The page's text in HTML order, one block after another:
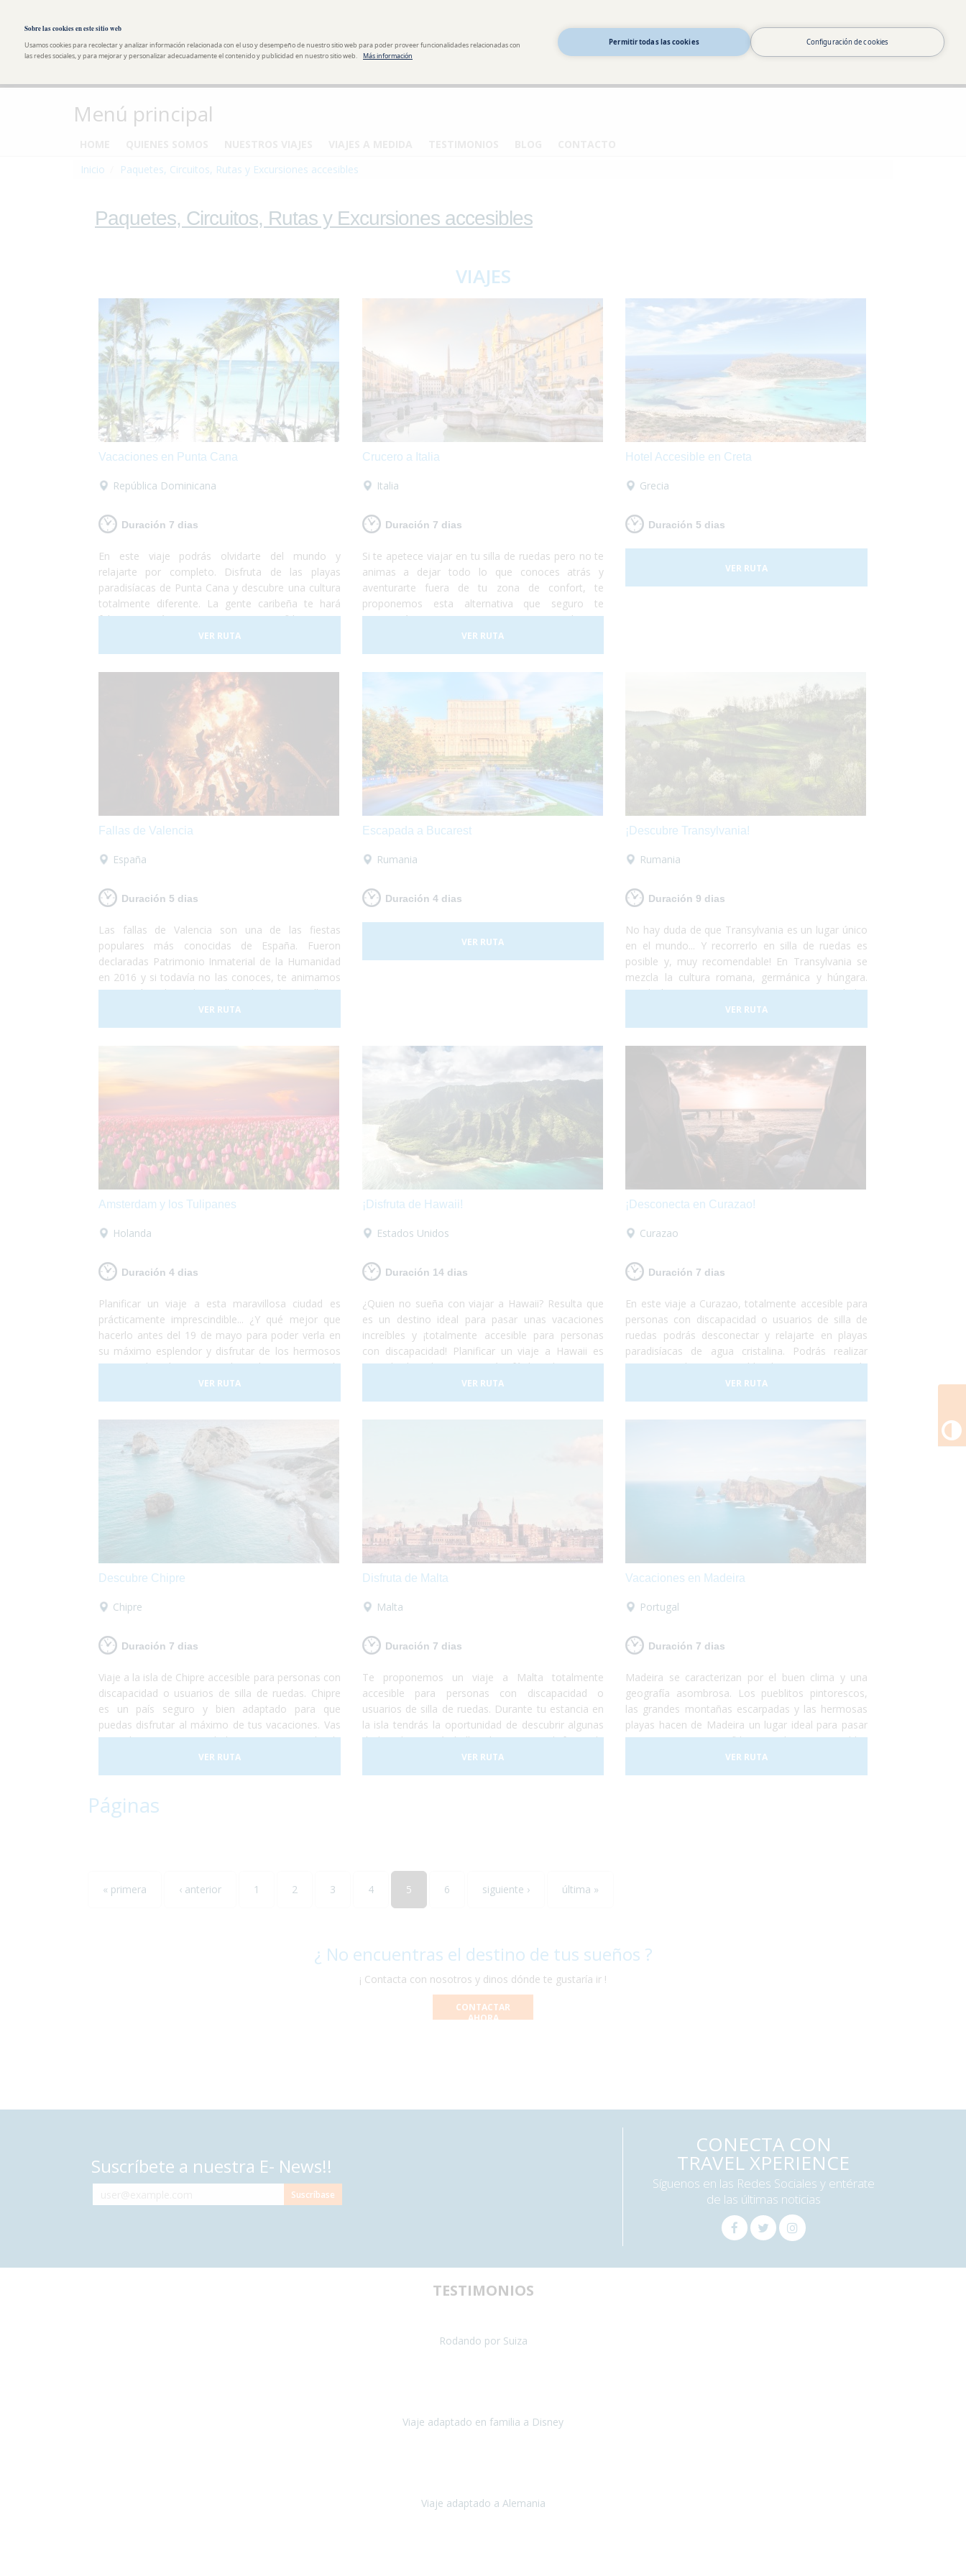
Sobre las cookies en este sitio web
Usamos cookies para recolectar y analizar información relacionada con el uso y desempeño de nuestro sitio web para poder proveer funcionalidades relacionadas con
las redes sociales, y para mejorar y personalizar adecuadamente el contenido y publicidad en nuestro sitio web.
Más información
Permitir todas las cookies Configuración de cookies
Menú principal
Inicio
Paquetes, Circuitos, Rutas y Excursiones accesibles
Paquetes, Circuitos, Rutas y Excursiones accesibles
VIAJES
Vacaciones en Punta Cana
República Dominicana
Duración 7 dias
En este viaje podrás olvidarte del mundo y
relajarte por completo. Disfruta de las playas
paradisíacas de Punta Cana y descubre una cultura
totalmente diferente. La gente caribeña te hará
feliz y pasarás unas vacaciones increíbles en un
lugar totalmente accesible para personas con
discapacidad. ¡Sólo deberás preocuparte por
VER RUTA
Crucero a Italia
Italia
Duración 7 dias
Si te apetece viajar en tu silla de ruedas pero no te
animas a dejar todo lo que conoces atrás y
aventurarte fuera de tu zona de confort, te
proponemos esta alternativa que seguro te
encantará. Te proponemos un crucero totalmente
accesible de Barcelona a Roma en el cual te
embarcarás con tu propio vehículo para luego
VER RUTA
Hotel Accesible en Creta
Grecia
Duración 5 dias
VER RUTA
Fallas de Valencia
España
Duración 5 dias
Las fallas de Valencia son una de las fiestas
populares más conocidas de España. Fueron
declaradas Patrimonio Inmaterial de la Humanidad
en 2016 y si todavía no las conoces, te animamos
a que descubras las calles de Valencia llenas
de arte, luz y color. Durante 5 días la ciudad se
convierte en una fiesta continua de luces, música y
VER RUTA
Escapada a Bucarest
Rumania
Duración 4 dias
VER RUTA
¡Descubre Transylvania!
Rumania
Duración 9 dias
No hay duda de que Transylvania es un lugar único
en el mundo... Y recorrerlo en silla de ruedas es
posible y, muy recomendable! En Transylvania se
mezcla la cultura romana, germánica y húngara.
Dando lugar a una tierra compuesta por ciudades
muy variadas, tradiciones muy diferentes, artes y
estilos de vida muy diversos. No lo dudes más y
VER RUTA
Amsterdam y los Tulipanes
Holanda
Duración 4 dias
Planificar un viaje a esta maravillosa ciudad es
prácticamente imprescindible... ¿Y qué mejor que
hacerlo antes del 19 de mayo para poder verla en
su máximo esplendor y disfrutar de los hermosos
campos de tulipanes que la rodean? Viajar a la
ciudad holandesa de Ámsterdam es posible para
todo el mundo. Se trata de una ciudad totalmente
usuarios en silla de ruedas. No lo dudes más y,
¡Planifica tu viaje a Ámsterdam!¡Antes de que se
sequen los tulipanes!
VER RUTA
¡Disfruta de Hawaii!
Estados Unidos
Duración 14 dias
¿Quien no sueña con viajar a Hawaii? Resulta que
es un destino ideal para pasar unas vacaciones
increíbles y ¡totalmente accesible para personas
con discapacidad! Planificar un viaje a Hawaii es
una de las decisiones más fáciles de tomar...
Simplemente porque es un lugar increíble que
permite cualquier tipo de experiencia. Todo esto,
VER RUTA
¡Desconecta en Curazao!
Curazao
Duración 7 dias
En este viaje a Curazao, totalmente accesible para
personas con discapacidad o usuarios de silla de
ruedas podrás desconectar y relajarte en playas
paradisíacas de agua cristalina. Podrás realizar
paseos en barco accesible, hacer un curso de
buceo adaptado, nadar con delfines y otro montón
de actividades adaptadas para personas con
VER RUTA
Descubre Chipre
Chipre
Duración 7 dias
Viaje a la isla de Chipre accesible para personas con
discapacidad o usuarios de silla de ruedas. Chipre
es un país seguro y bien adaptado para que
puedas disfrutar al máximo de tus vacaciones. Vas
a poder conocer ciudades pintorescas donde
degustar un buen vino, visitar las grandes
montañas de la isla, conocer la capital del país y
agua cristalina.¡Si lo que buscas es conocer y
disfrutar, Chipre es tu destino!
VER RUTA
Disfruta de Malta
Malta
Duración 7 dias
Te proponemos un viaje a Malta totalmente
accesible para personas con discapacidad o
usuarios de silla de ruedas. Durante tu estancia en
la isla tendrás la oportunidad de descubrir algunas
de las playas más bellas de Europa y disfrutar de
un gran patrimonio cultural perfectamente
conservado. Malta consta con tres islas principales
VER RUTA
Vacaciones en Madeira
Portugal
Duración 7 dias
Madeira se caracterizan por el buen clima y una
geografía asombrosa. Los pueblitos pintorescos,
las grandes montañas escarpadas y las hermosas
playas hacen de Madeira un lugar ideal para pasar
unas vacaciones, increíbles y totalmente accesibles
para personas con discapacidad o usuarios de silla
de ruedas. En 2017 la ciudad de Funchal recibió el
VER RUTA
Páginas
« primera ‹ anterior 1 2 3 4 5 6 siguiente › última »
¿ No encuentras el destino de tus sueños ?
¡ Contacta con nosotros y dinos dónde te gustaría ir !
CONTACTAR
AHORA
Suscríbete a nuestra E- News!!
CONECTA CON
TRAVEL XPERIENCE
Síguenos en las Redes Sociales y entérate
de las últimas noticias
TESTIMONIOS
Rodando por Suiza
Viaje adaptado en familia a Disney
Viaje adaptado a Alemania